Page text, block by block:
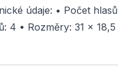
údaje: • Počet
4 • Rozměry: 31 x 18,5